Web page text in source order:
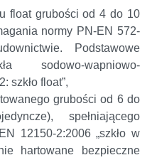
float grubości od 4 do 10
normy PN-EN 572-
Podstawowe
wapniowo-
szkło float”,
grubości od 6 do
spełniającego
12150-2:2006 „szkło w
hartowane bezpieczne